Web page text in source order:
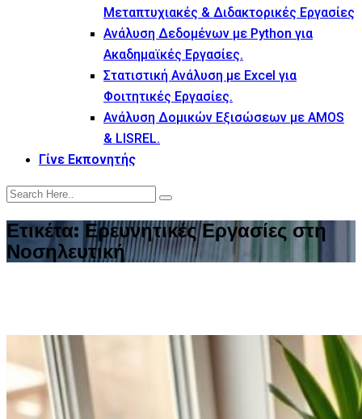
Μεταπτυχιακές & Διδακτορικές Εργασίες
Ανάλυση Δεδομένων με Python για
Ακαδημαϊκές Εργασίες.
Στατιστική Ανάλυση με Excel για
Φοιτητικές Εργασίες.
Ανάλυση Δομικών Εξισώσεων με AMOS
& LISREL.
Γίνε Εκπονητής
Ετικέτα: Ερευνητικές Εργασίες στη
Νοσηλευτική